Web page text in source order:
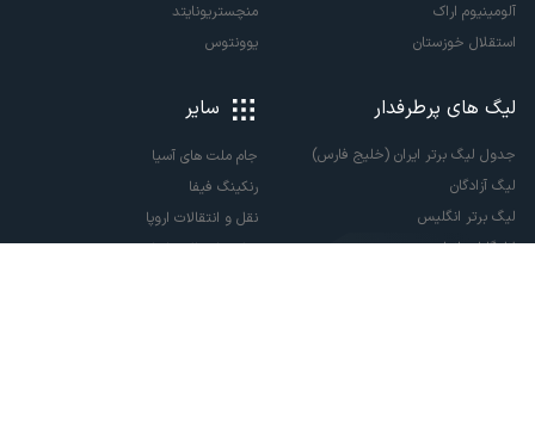
آلومینیوم اراک
استقلال خوزستان
منچستریونایتد
یوونتوس
لیگ های پرطرفدار
جدول لیگ برتر ایران (خلیج فارس)
لیگ آزادگان
لیگ برتر انگلیس
لالیگا اسپانیا
سایر
جام ملت های آسیا
رنکینگ فیفا
نقل و انتقالات اروپا
نقل و انتقالات ایران